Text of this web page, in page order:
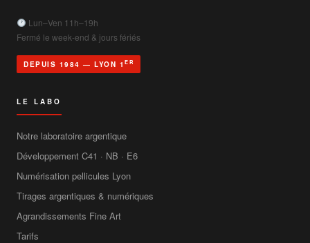
Lun–Ven 11h–19h
Fermé le week-end & jours fériés
DEPUIS 1984 — LYON 1 ER
LE LABO
Notre laboratoire argentique
Développement C41 · NB · E6
Numérisation pellicules Lyon
Tirages argentiques & numériques
Agrandissements Fine Art
Tarifs